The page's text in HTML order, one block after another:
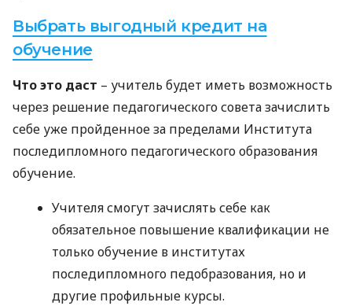
Выбрать выгодный кредит на
обучение
Что это даст – учитель будет иметь возможность
через решение педагогического совета зачислить
себе уже пройденное за пределами Института
последипломного педагогического образования
обучение.
Учителя смогут зачислять себе как
обязательное повышение квалификации не
только обучение в институтах
последипломного педобразования, но и
другие профильные курсы.